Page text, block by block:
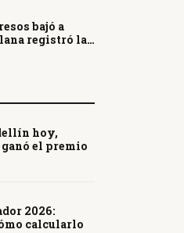
bajó a
registró la
hoy,
el premio
2026:
calcularlo